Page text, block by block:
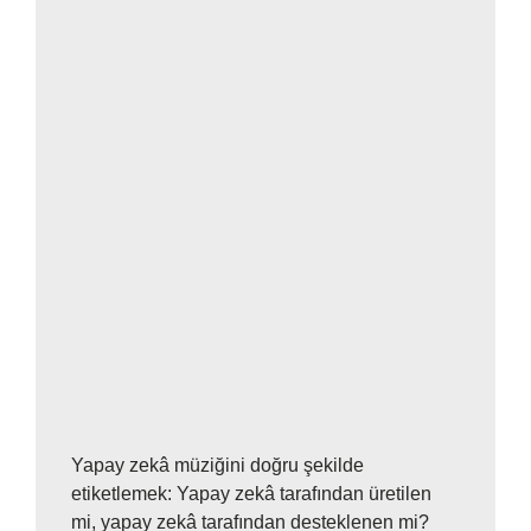
Yapay zekâ müziğini doğru şekilde
etiketlemek: Yapay zekâ tarafından üretilen
mi, yapay zekâ tarafından desteklenen mi?